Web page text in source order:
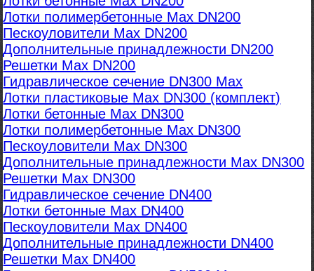
Лотки полимербетонные Max DN200
Пескоуловители Max DN200
Дополнительные принадлежности DN200
Решетки Max DN200
Гидравлическое сечение DN300 Max
Лотки пластиковые Max DN300 (комплект)
Лотки бетонные Max DN300
Лотки полимербетонные Max DN300
Пескоуловители Max DN300
Дополнительные принадлежности Max DN300
Решетки Max DN300
Гидравлическое сечение DN400
Лотки бетонные Max DN400
Пескоуловители Max DN400
Дополнительные принадлежности DN400
Решетки Max DN400